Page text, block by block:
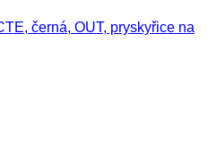
černá, OUT, pryskyřice na